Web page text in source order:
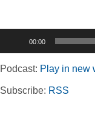
Rubriken
00:00
Podcast: Play in new
Subscribe: RSS